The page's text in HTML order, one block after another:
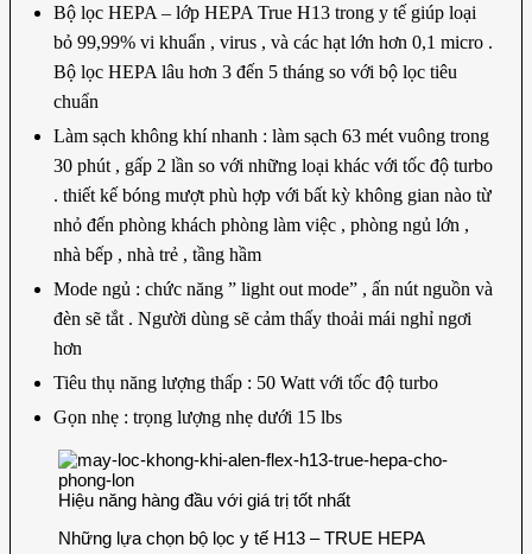
Bộ lọc HEPA – lớp HEPA True H13 trong y tế giúp loại
bỏ 99,99% vi khuẩn , virus , và các hạt lớn hơn 0,1 micro .
Bộ lọc HEPA lâu hơn 3 đến 5 tháng so với bộ lọc tiêu
chuẩn
Làm sạch không khí nhanh : làm sạch 63 mét vuông trong
30 phút , gấp 2 lần so với những loại khác với tốc độ turbo
. thiết kế bóng mượt phù hợp với bất kỳ không gian nào từ
nhỏ đến phòng khách phòng làm việc , phòng ngủ lớn ,
nhà bếp , nhà trẻ , tầng hầm
Mode ngủ : chức năng ” light out mode” , ấn nút nguồn và
đèn sẽ tắt . Người dùng sẽ cảm thấy thoải mái nghỉ ngơi
hơn
Tiêu thụ năng lượng thấp : 50 Watt với tốc độ turbo
Gọn nhẹ : trọng lượng nhẹ dưới 15 lbs
Hiệu năng hàng đầu với giá trị tốt nhất
Những lựa chọn bộ lọc y tế H13 – TRUE HEPA